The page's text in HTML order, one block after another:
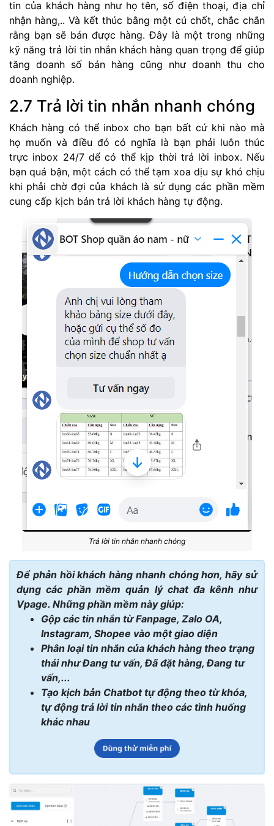
tin của khách hàng như họ tên, số điện thoại, địa chỉ
nhận hàng,.. Và kết thúc bằng một cú chốt, chắc chắn
rằng bạn sẽ bán được hàng. Đây là một trong những
kỹ năng trả lời tin nhắn khách hàng quan trọng để giúp
tăng doanh số bán hàng cũng như doanh thu cho
doanh nghiệp.
2.7 Trả lời tin nhắn nhanh chóng
Khách hàng có thể inbox cho bạn bất cứ khi nào mà
họ muốn và điều đó có nghĩa là bạn phải luôn thúc
trực inbox 24/7 dể có thể kịp thời trả lời inbox. Nếu
bạn quá bận, một cách có thể tạm xoa dịu sự khó chịu
khi phải chờ đợi của khách là sử dụng các phần mềm
cung cấp kịch bản trả lời khách hàng tự động.
Trả lời tin nhắn nhanh chóng
Để phản hồi khách hàng nhanh chóng hơn, hãy sử
dụng các phần mềm quản lý chat đa kênh như
Vpage. Những phần mềm này giúp:
Gộp các tin nhắn từ Fanpage, Zalo OA,
Instagram, Shopee vào một giao diện
Phân loại tin nhắn của khách hàng theo trạng
thái như Đang tư vấn, Đã đặt hàng, Đang tư
vấn,...
Tạo kịch bản Chatbot tự động theo từ khóa,
tự động trả lời tin nhắn theo các tình huống
khác nhau